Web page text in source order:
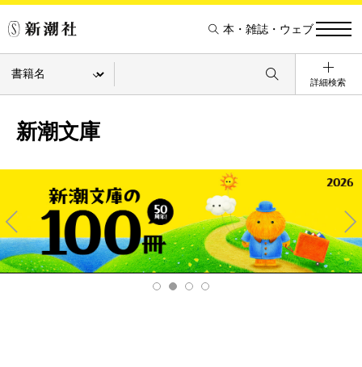
本・雑誌・ウェブ
詳細検索
新潮文庫
Pre
v
Ne
xt